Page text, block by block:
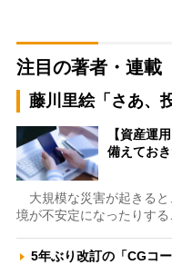
注目の著者・連載
藤川里絵「さあ、
【資産運
備えてお
大規模な災害が起きると
境が不安定になったりす
5年ぶり改訂の「CGコ